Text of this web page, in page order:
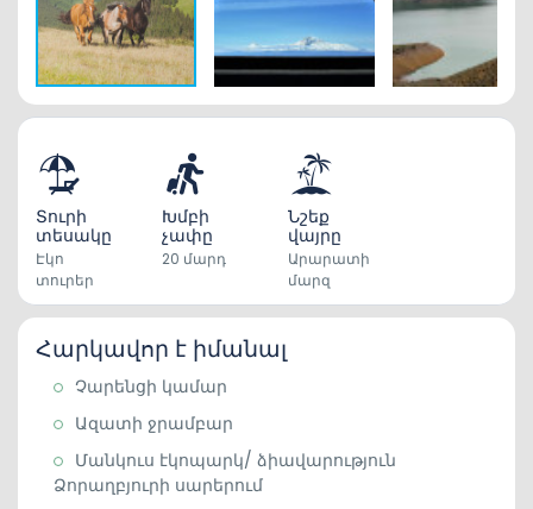
Տուրի
տեսակը
Էկո
տուրեր
Խմբի
չափը
20 մարդ
Նշեք
վայրը
Արարատի
մարզ
Հարկավոր է իմանալ
Չարենցի կամար
Ազատի ջրամբար
Մանկուս էկոպարկ/ ձիավարություն
Ձորաղբյուրի սարերում